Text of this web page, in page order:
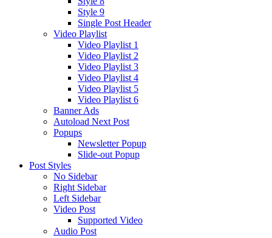
Style 9
Single Post Header
Video Playlist
Video Playlist 1
Video Playlist 2
Video Playlist 3
Video Playlist 4
Video Playlist 5
Video Playlist 6
Banner Ads
Autoload Next Post
Popups
Newsletter Popup
Slide-out Popup
Post Styles
No Sidebar
Right Sidebar
Left Sidebar
Video Post
Supported Video
Audio Post